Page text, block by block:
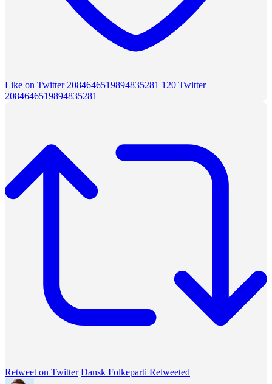
Like on Twitter 2084646519894835281 120 Twitter
2084646519894835281
Retweet on Twitter Dansk Folkeparti Retweeted